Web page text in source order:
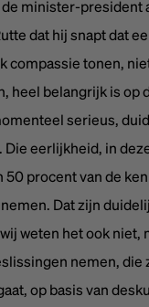
minister-president
dat hij snapt dat
compassie tonen,
heel belangrijk is op
serieus,
Die eerlijkheid, in
50 procent van de
Dat zijn
weten het ook niet,
nemen, die
op basis van